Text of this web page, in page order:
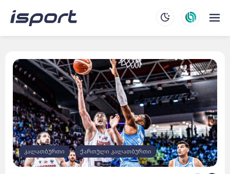
კალათბურთი ქართული კალათბურთი